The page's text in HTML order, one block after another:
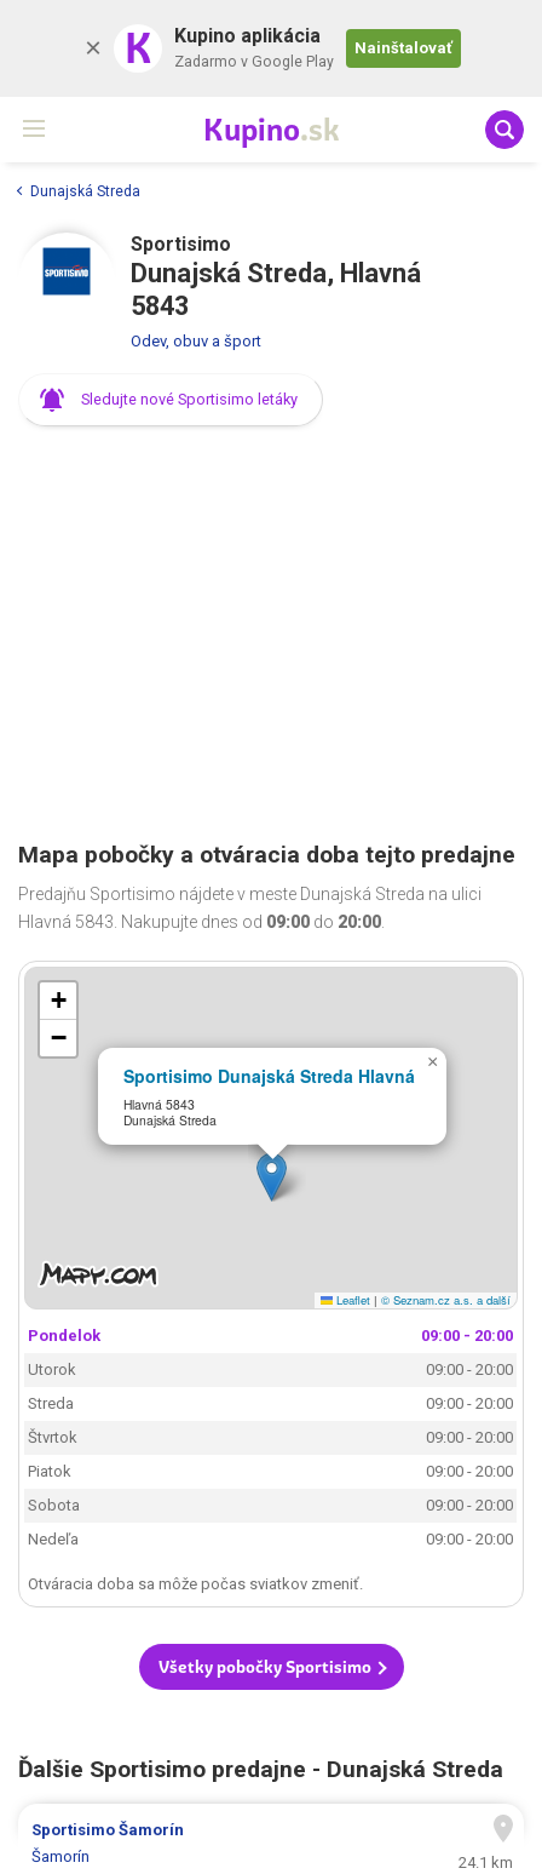
K Kupino aplikácia
Zadarmo v Google Play
Nainštalovať
Kupino.sk
Dunajská Streda
Sportisimo
Dunajská Streda, Hlavná
5843
Odev, obuv a šport
Sledujte nové Sportisimo letáky
Mapa pobočky a otváracia doba tejto predajne
Predajňu Sportisimo nájdete v meste Dunajská Streda na ulici
Hlavná 5843. Nakupujte dnes od 09:00 do 20:00.
Sportisimo Dunajská Streda Hlavná
Hlavná 5843
Dunajská Streda
×
+
−
Leaflet | © Seznam.cz a.s. a další
Pondelok
09:00 - 20:00
Utorok
09:00 - 20:00
Streda
09:00 - 20:00
Štvrtok
09:00 - 20:00
Piatok
09:00 - 20:00
Sobota
09:00 - 20:00
Nedeľa
09:00 - 20:00
Otváracia doba sa môže počas sviatkov zmeniť.
Všetky pobočky Sportisimo
Ďalšie Sportisimo predajne - Dunajská Streda
SportisimoŠamorín
Šamorín
24.1 km